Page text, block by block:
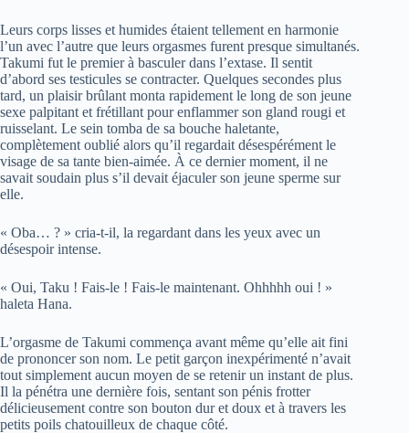
Leurs corps lisses et humides étaient tellement en harmonie
l’un avec l’autre que leurs orgasmes furent presque simultanés.
Takumi fut le premier à basculer dans l’extase. Il sentit
d’abord ses testicules se contracter. Quelques secondes plus
tard, un plaisir brûlant monta rapidement le long de son jeune
sexe palpitant et frétillant pour enflammer son gland rougi et
ruisselant. Le sein tomba de sa bouche haletante,
complètement oublié alors qu’il regardait désespérément le
visage de sa tante bien-aimée. À ce dernier moment, il ne
savait soudain plus s’il devait éjaculer son jeune sperme sur
elle.
« Oba… ? » cria-t-il, la regardant dans les yeux avec un
désespoir intense.
« Oui, Taku ! Fais-le ! Fais-le maintenant. Ohhhhh oui ! »
haleta Hana.
L’orgasme de Takumi commença avant même qu’elle ait fini
de prononcer son nom. Le petit garçon inexpérimenté n’avait
tout simplement aucun moyen de se retenir un instant de plus.
Il la pénétra une dernière fois, sentant son pénis frotter
délicieusement contre son bouton dur et doux et à travers les
petits poils chatouilleux de chaque côté.